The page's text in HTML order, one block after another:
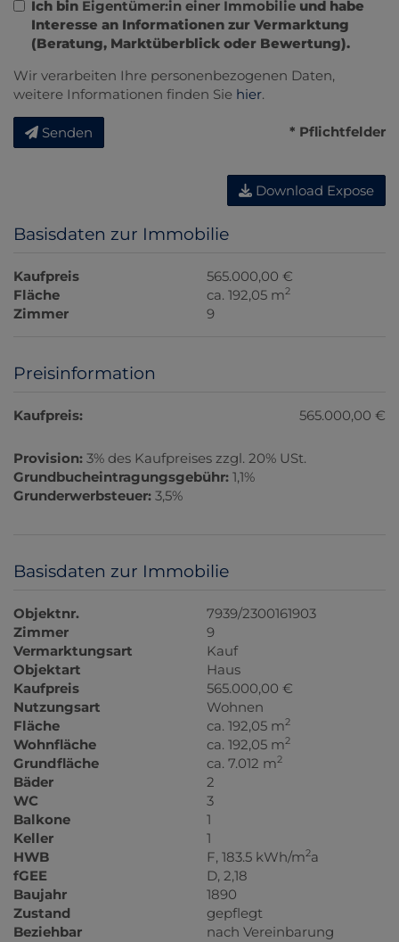
Ich bin Eigentümer:in einer Immobilie und habe
Interesse an Informationen zur Vermarktung
(Beratung, Marktüberblick oder Bewertung).
Wir verarbeiten Ihre personenbezogenen Daten,
weitere Informationen finden Sie hier.
Senden * Pflichtfelder
Download Expose
Basisdaten zur Immobilie
Kaufpreis
565.000,00 €
Fläche
ca. 192,05 m2
Zimmer 9
Preisinformation
Kaufpreis: 565.000,00 €
Provision: 3% des Kaufpreises zzgl. 20% USt.
Grundbucheintragungsgebühr: 1,1%
Grunderwerbsteuer: 3,5%
Basisdaten zur Immobilie
Objektnr.
7939/2300161903
Zimmer
9
Vermarktungsart
Kauf
Objektart
Haus
Kaufpreis
565.000,00 €
Nutzungsart
Wohnen
Fläche
ca. 192,05 m2
Wohnfläche ca. 192,05 m2
Grundfläche ca. 7.012 m2
Bäder
2
WC
3
Balkone
1
Keller
1
HWB
F, 183.5 kWh/m2a
fGEE
D, 2,18
Baujahr
1890
Zustand
gepflegt
Beziehbar
nach Vereinbarung